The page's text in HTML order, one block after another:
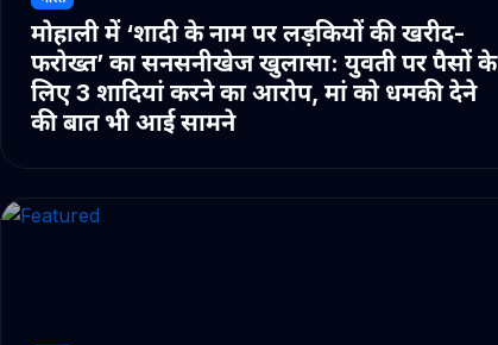
मोहाली में ‘शादी के नाम पर लड़कियों की खरीद-
फरोख्त’ का सनसनीखेज खुलासा: युवती पर पैसों के
लिए 3 शादियां करने का आरोप, मां को धमकी देने
की बात भी आई सामने